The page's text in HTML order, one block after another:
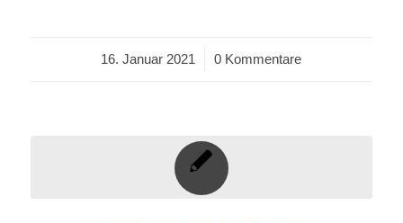
16. Januar 2021
/ 0 Kommentare